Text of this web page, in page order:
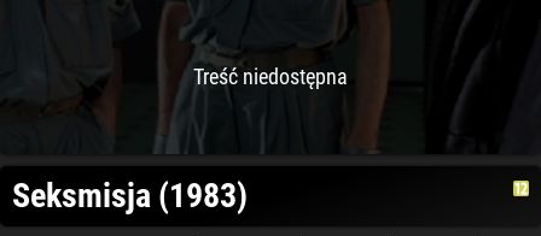
Treść niedostępna
Seksmisja (1983)